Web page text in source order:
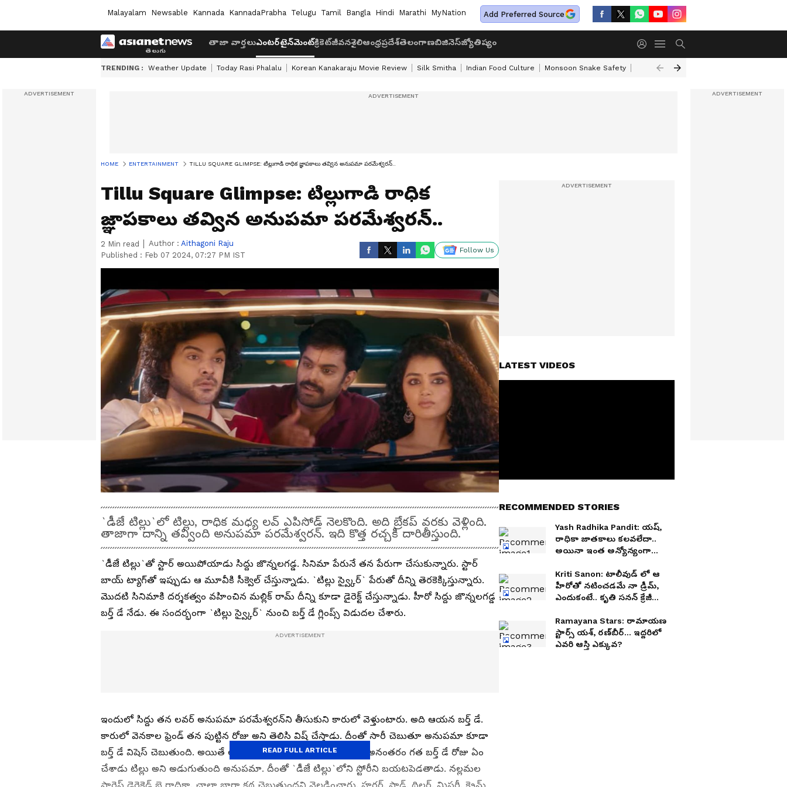
Malayalam Newsable Kannada KannadaPrabha Telugu Tamil Bangla Hindi Marathi MyNation Add Preferred Source
తాజా వార్తలుఎంటర్‌టైన్‌మెంట్క్రికెట్జీవనశైలిఆంధ్రప్రదేశ్తెలంగాణబిజినెస్జ్యోతిష్యం
TRENDING : Weather Update Today Rasi Phalalu Korean Kanakaraju Movie Review Silk Smitha Indian Food Culture Monsoon Snake Safety Akkineni Nageswara Rao
HOME ENTERTAINMENT TILLU SQUARE GLIMPSE: టిల్లుగాడి రాధిక జ్ఞాపకాలు తవ్విన అనుపమా పరమేశ్వరన్‌..
Tillu Square Glimpse: టిల్లుగాడి రాధిక
జ్ఞాపకాలు తవ్విన అనుపమా పరమేశ్వరన్‌..
2 Min read Author : Aithagoni Raju
Published : Feb 07 2024, 07:27 PM IST
Follow Us
`డీజే టిల్లు`లో టిల్లు, రాధిక మధ్య లవ్‌ ఎపిసోడ్‌ నెలకొంది. అది బ్రేకప్‌ వరకు వెళ్లింది.
తాజాగా దాన్ని తవ్వింది అనుపమా పరమేశ్వరన్‌. ఇది కొత్త రచ్చకి దారితీస్తుంది.
`డీజే టిల్లు`తో స్టార్‌ అయిపోయాడు సిద్దు జొన్నలగడ్డ. సినిమా పేరునే తన పేరుగా చేసుకున్నారు. స్టార్
బాయ్ ట్యాగ్‌తో ఇప్పుడు ఆ మూవీకి సీక్వెల్‌ చేస్తున్నాడు. `టిల్లు స్వ్కైర్‌` పేరుతో దీన్ని తెరకెక్కిస్తున్నారు.
మొదటి సినిమాకి దర్శకత్వం వహించిన మల్లిక్ రామ్ దీన్ని కూడా డైరెక్ట్ చేస్తున్నాడు. హీరో సిద్దు జొన్నలగడ్డ
బర్త్ డే నేడు. ఈ సందర్భంగా `టిల్లు స్వ్కైర్‌` నుంచి బర్త్ డే గ్లింప్స్ విడుదల చేశారు.
ఇందులో సిద్దు తన లవర్‌ అనుపమా పరమేశ్వరన్‌ని తీసుకుని కారులో వెళ్తుంటారు. అది ఆయన బర్త్ డే.
కారులో వెనకాల ఫ్రెండ్‌ తన పుట్టిన రోజు అని తెలిసి విష్‌ చేస్తాడు. దీంతో సారీ చెబుతూ అనుపమా కూడా
బర్త్ డే విషెస్‌ చెబుతుంది. అయితే ఆమె ముద్దుతో విష్‌ చేయడం విశేషం. అనంతరం గత బర్త్ డే రోజు ఏం
చేశాడు టిల్లు అని అడుగుతుంది అనుపమా. దీంతో `డీజే టిల్లు`లోని స్టోరీని బయటపెడతాడు. నల్లమల
ఫారెస్ట్ డైరెక్టెడ్‌ బై రాధికా, చాలా బాగా కథ చెబుతుందని వెల్లడించారు. హర్రర్‌, సాడ్‌, థ్రిల్లర్‌, మిస్టరీ, క్రైమ్‌
READ FULL ARTICLE
LATEST VIDEOS
RECOMMENDED STORIES
Yash Radhika Pandit: యష్,
రాధికా జాతకాలు కలవలేదా..
అయినా ఇంత అన్యోన్యంగా
Kriti Sanon: టాలీవుడ్ లో ఆ
హీరోతో నటించడమే నా డ్రీమ్,
ఎందుకంటే.. కృతి సనన్ క్రేజీ
Ramayana Stars: రామాయణ
స్టార్స్ యశ్, రణ్‌బీర్... ఇద్దరిలో
ఎవరి ఆస్తి ఎక్కువ?